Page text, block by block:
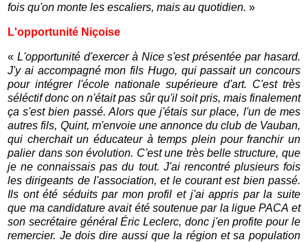
fois qu'on monte les escaliers, mais au quotidien. »
L'opportunité Niçoise
«L'opportunité d'exercer à Nice s'est présentée par hasard.
J'y ai accompagné mon fils Hugo, qui passait un concours
pour intégrer l'école nationale supérieure d'art. C'est très
séléctif donc on n'était pas sûr qu'il soit pris, mais finalement
ça s'est bien passé. Alors que j'étais sur place, l'un de mes
autres fils, Quint, m'envoie une annonce du club de Vauban,
qui cherchait un éducateur à temps plein pour franchir un
palier dans son évolution. C'est une très belle structure, que
je ne connaissais pas du tout. J'ai rencontré plusieurs fois
les dirigeants de l'association, et le courant est bien passé.
Ils ont été séduits par mon profil et j'ai appris par la suite
que ma candidature avait été soutenue par la ligue PACA et
son secrétaire général Éric Leclerc, donc j'en profite pour le
remercier. Je dois dire aussi que la région et sa population